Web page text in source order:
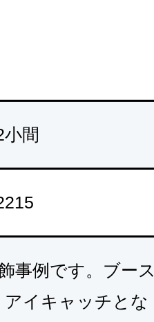
小間
事例です。ブース
イキャッチとな